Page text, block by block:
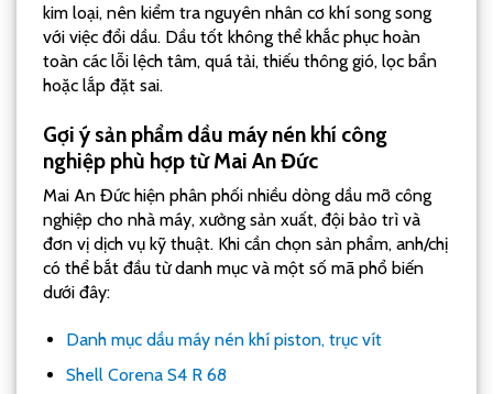
kim loại, nên kiểm tra nguyên nhân cơ khí song song
với việc đổi dầu. Dầu tốt không thể khắc phục hoàn
toàn các lỗi lệch tâm, quá tải, thiếu thông gió, lọc bẩn
hoặc lắp đặt sai.
Gợi ý sản phẩm dầu máy nén khí công
nghiệp phù hợp từ Mai An Đức
Mai An Đức hiện phân phối nhiều dòng dầu mỡ công
nghiệp cho nhà máy, xưởng sản xuất, đội bảo trì và
đơn vị dịch vụ kỹ thuật. Khi cần chọn sản phẩm, anh/chị
có thể bắt đầu từ danh mục và một số mã phổ biến
dưới đây:
Danh mục dầu máy nén khí piston, trục vít
Shell Corena S4 R 68